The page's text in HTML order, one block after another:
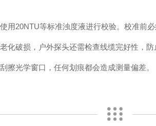
等标准浊度液进行校验。校准前必
破损，户外探头还需检查线缆完好性，防
光学窗口，任何划痕都会造成测量偏差。